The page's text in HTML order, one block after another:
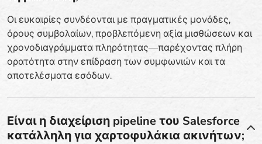
Οι ευκαιρίες συνδέονται με πραγματικές μονάδες,
όρους συμβολαίων, προβλεπόμενη αξία μισθώσεων και
χρονοδιαγράμματα πληρότητας—παρέχοντας πλήρη
ορατότητα στην επίδραση των συμφωνιών και τα
αποτελέσματα εσόδων.
Είναι η διαχείριση pipeline του Salesforce
κατάλληλη για χαρτοφυλάκια ακινήτων;